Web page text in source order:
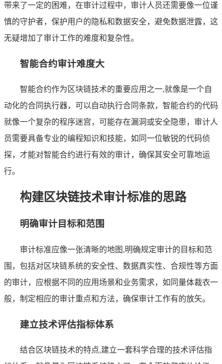
带来了一定的困难，在审计过程中，审计人员还需要像一位谨
慎的守护者，保护用户的隐私和数据安全，避免数据泄露，这
无疑增加了审计工作的难度和复杂性。
智能合约审计难度大
智能合约作为区块链技术的重要应用之一,就像是一个自
动化的合同执行器，可以自动执行合同条款，智能合约的代码
就像一个复杂的程序迷宫，可能存在漏洞或安全隐患，审计人
员需要具备专业的编程知识和技能，如同一位敏锐的代码侦
探，才能对智能合约进行有效的审计，确保其安全可靠地运
行。
构建区块链技术审计标准的思路
明确审计目标和范围
审计标准应像一张清晰的地图,明确规定审计的目标和范
围，包括对区块链系统的安全性、数据真实性、合规性等方面
的审计，应根据不同的应用场景和业务需求，如同量体裁衣一
般，制定相应的审计重点和方法，确保审计工作有的放矢。
建立技术评估指标体系
结合区块链技术的特点,建立一套科学合理的技术评估指